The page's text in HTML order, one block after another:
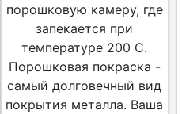
порошковую камеру, где
запекается при
температуре 200 С.
Порошковая покраска -
самый долговечный вид
покрытия металла. Ваша